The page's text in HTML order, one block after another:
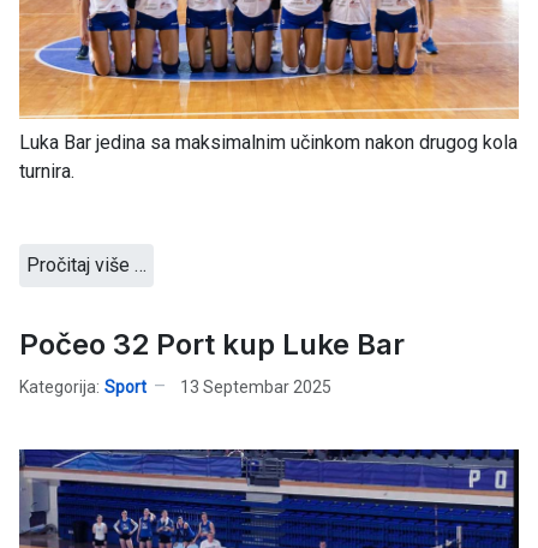
Luka Bar jedina sa maksimalnim učinkom nakon drugog kola
turnira.
Pročitaj više …
Počeo 32 Port kup Luke Bar
Kategorija: Sport 13 Septembar 2025